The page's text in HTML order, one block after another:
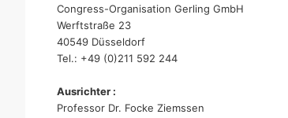
Congress-Organisation Gerling GmbH
Werftstraße 23
40549 Düsseldorf
Tel.: +49 (0)211 592 244
Ausrichter :
Professor Dr. Focke Ziemssen